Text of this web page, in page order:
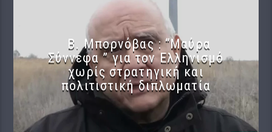
B. Μπορνόβας : “Μαύρα
Σύννεφα ” για τον Ελληνισμό
χωρίς στρατηγική και
πολιτιστική διπλωματία